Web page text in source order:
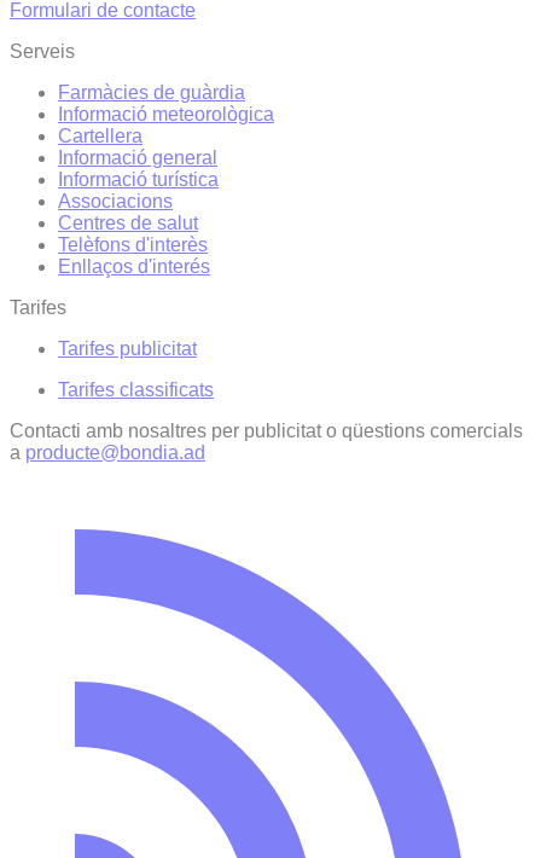
Formulari de contacte
Serveis
Farmàcies de guàrdia
Informació meteorològica
Cartellera
Informació general
Informació turística
Associacions
Centres de salut
Telèfons d'interès
Enllaços d'interés
Tarifes
Tarifes publicitat
Tarifes classificats
Contacti amb nosaltres per publicitat o qüestions comercials
a producte@bondia.ad